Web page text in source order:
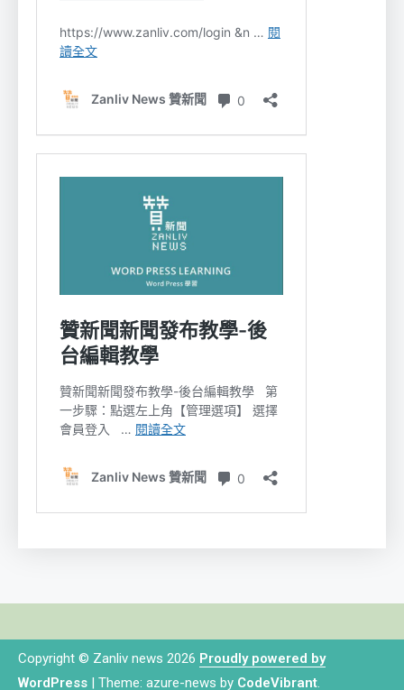
Copyright © Zanliv news 2026 Proudly powered by
WordPress | Theme: azure-news by CodeVibrant.